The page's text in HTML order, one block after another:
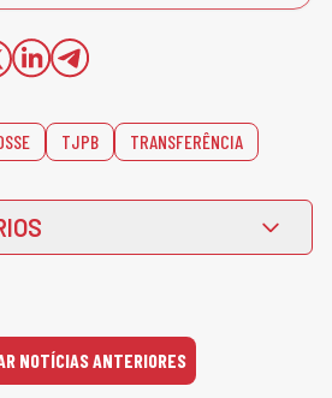
TJPB TRANSFERÊNCIA
NOTÍCIAS ANTERIORES